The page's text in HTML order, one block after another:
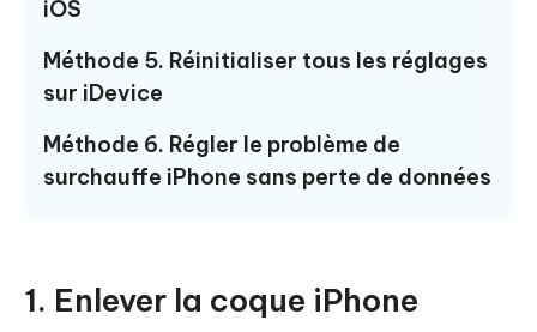
iOS
Méthode 5. Réinitialiser tous les réglages
sur iDevice
Méthode 6. Régler le problème de
surchauffe iPhone sans perte de données
1. Enlever la coque iPhone